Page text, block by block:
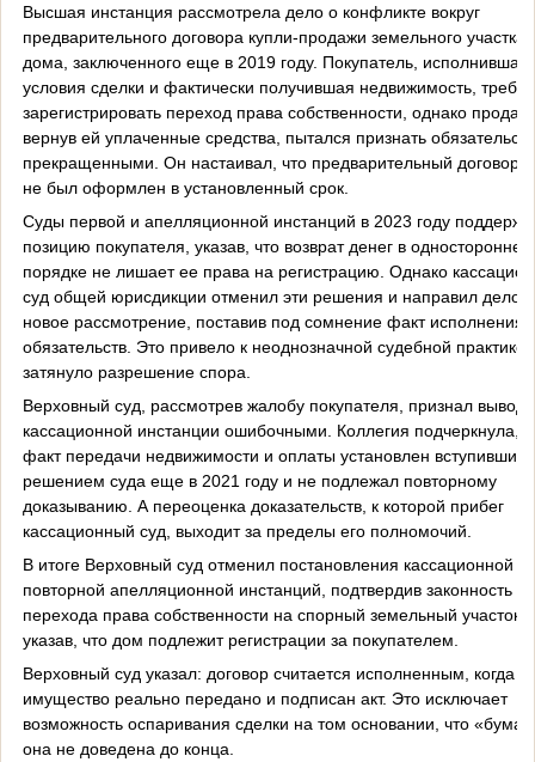
Высшая инстанция рассмотрела дело о конфликте вокруг
предварительного договора купли-продажи земельного участка
дома, заключенного еще в 2019 году. Покупатель, исполнившая
условия сделки и фактически получившая недвижимость,
зарегистрировать переход права собственности, однако
вернув ей уплаченные средства, пытался признать
прекращенными. Он настаивал, что предварительный договор
не был оформлен в установленный срок.
Суды первой и апелляционной инстанций в 2023 году
позицию покупателя, указав, что возврат денег в одностороннем
порядке не лишает ее права на регистрацию. Однако
суд общей юрисдикции отменил эти решения и направил дело
новое рассмотрение, поставив под сомнение факт исполнения
обязательств. Это привело к неоднозначной судебной практике
затянуло разрешение спора.
Верховный суд, рассмотрев жалобу покупателя, признал
кассационной инстанции ошибочными. Коллегия подчеркнула,
факт передачи недвижимости и оплаты установлен вступившим
решением суда еще в 2021 году и не подлежал повторному
доказыванию. А переоценка доказательств, к которой прибег
кассационный суд, выходит за пределы его полномочий.
В итоге Верховный суд отменил постановления кассационной и
повторной апелляционной инстанций, подтвердив законность
перехода права собственности на спорный земельный участок и
указав, что дом подлежит регистрации за покупателем.
Верховный суд указал: договор считается исполненным, когда
имущество реально передано и подписан акт. Это исключает
возможность оспаривания сделки на том основании, что
она не доведена до конца.